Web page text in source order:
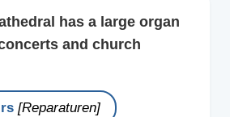
has a large organ
and church
[Reparaturen]